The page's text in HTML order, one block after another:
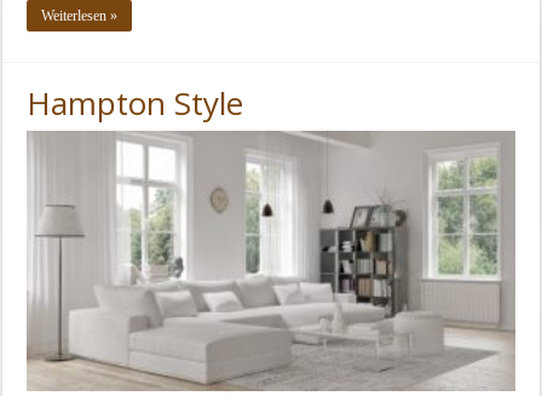
Weiterlesen »
Hampton Style